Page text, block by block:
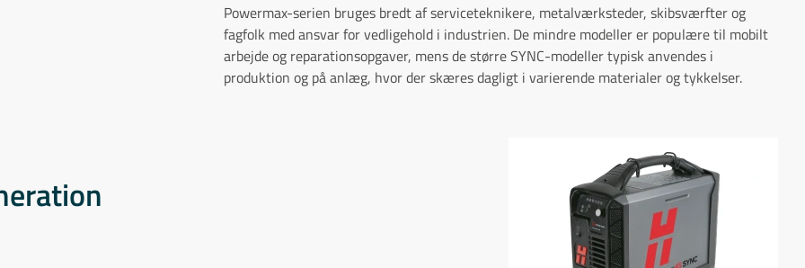
Powermax-serien bruges bredt af serviceteknikere, metalværksteder, skibsværfter og
fagfolk med ansvar for vedligehold i industrien. De mindre modeller er populære til mobilt
arbejde og reparationsopgaver, mens de større SYNC-modeller typisk anvendes i
produktion og på anlæg, hvor der skæres dagligt i varierende materialer og tykkelser.